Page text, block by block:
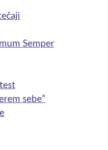
Semper
sebe”